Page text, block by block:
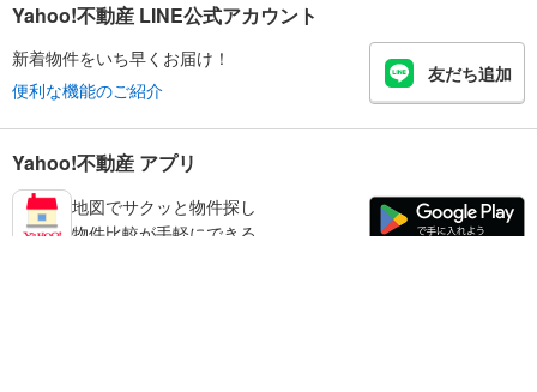
Yahoo!不動産 LINE公式アカウント
新着物件をいち早くお届け！
便利な機能のご紹介
友だち追加
Yahoo!不動産 アプリ
地図でサクッと物件探し
物件比較が手軽にできる